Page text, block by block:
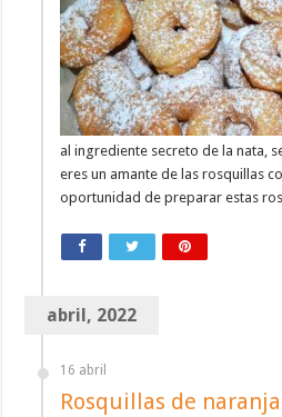
al ingrediente secreto de la nata,
eres un amante de las rosquillas
oportunidad de preparar estas
abril, 2022
16 abril
Rosquillas de naranja